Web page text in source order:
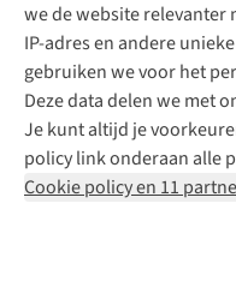
we de website relevanter
IP-adres en andere
gebruiken we voor het
Deze data delen we met
Je kunt altijd je
policy link onderaan alle
Cookie policy en 11